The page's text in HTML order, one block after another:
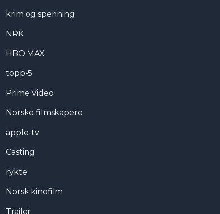
krim og spenning
NRK
HBO MAX
topp-5
Prime Video
Norske filmskapere
apple-tv
Casting
rykte
Norsk kinofilm
Trailer